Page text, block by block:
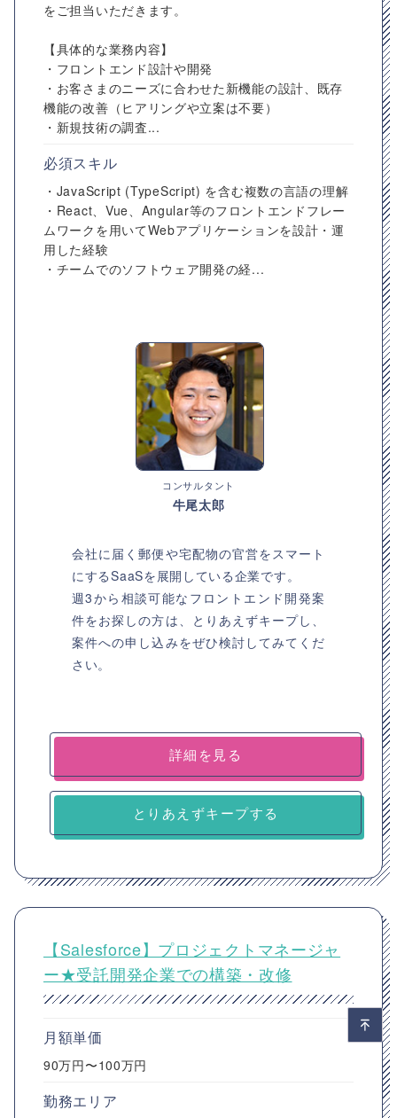
をご担当いただきます。
【具体的な業務内容】
・フロントエンド設計や開発
・お客さまのニーズに合わせた新機能の設計、既存
機能の改善（ヒアリングや立案は不要）
・新規技術の調査...
必須スキル
・JavaScript (TypeScript) を含む複数の言語の理解
・React、Vue、Angular等のフロントエンドフレー
ムワークを用いてWebアプリケーションを設計・運
用した経験
・チームでのソフトウェア開発の経...
コンサルタント
牛尾太郎
会社に届く郵便や宅配物の官営をスマート
にするSaaSを展開している企業です。
週3から相談可能なフロントエンド開発案
件をお探しの方は、とりあえずキープし、
案件への申し込みをぜひ検討してみてくだ
さい。
詳細を見る
とりあえずキープする
【Salesforce】プロジェクトマネージャ
ー★受託開発企業での構築・改修
月額単価
90万円〜100万円
勤務エリア